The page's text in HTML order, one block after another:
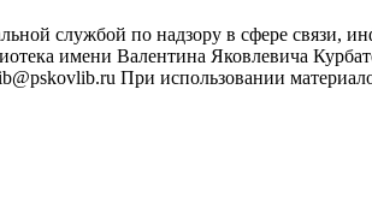
службой по надзору в сфере связи,
имени Валентина Яковлевича
При использовании